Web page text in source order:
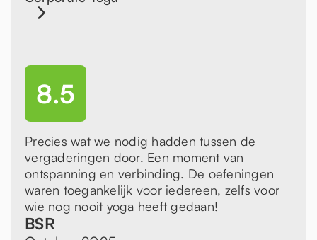
8.5
Precies wat we nodig hadden tussen de
vergaderingen door. Een moment van
ontspanning en verbinding. De oefeningen
waren toegankelijk voor iedereen, zelfs voor
wie nog nooit yoga heeft gedaan!
BSR